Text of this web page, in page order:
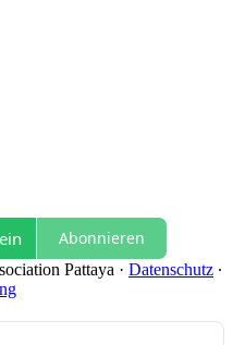
Abonnieren
Pattaya · Datenschutz ∙